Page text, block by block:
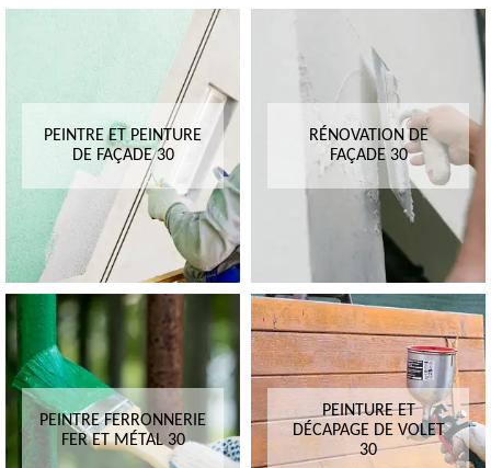
PEINTRE ET PEINTURE
DE FAÇADE 30
RÉNOVATION DE
FAÇADE 30
PEINTRE FERRONNERIE
FER ET MÉTAL 30
PEINTURE ET
DÉCAPAGE DE VOLET
30